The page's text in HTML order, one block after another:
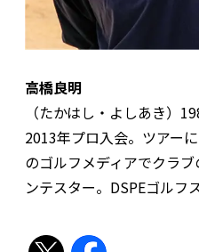
高橋良明
（たかはし・よしあき）
2013年プロ入会。ツアー
のゴルフメディアでクラ
ンテスター。DSPEゴルフ